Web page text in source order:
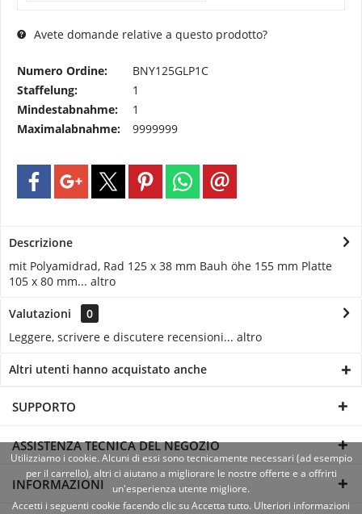
Avete domande relative a questo prodotto?
Numero Ordine:
BNY125GLP1C
Staffelung:
1
Mindestabnahme:
1
Maximalabnahme:
9999999
Descrizione
mit Polyamidrad, Rad 125 x 38 mm Bauh öhe 155 mm Platte
105 x 80 mm... altro
Valutazioni
0
Leggere, scrivere e discutere recensioni... altro
Altri utenti hanno acquistato anche
SUPPORTO
ASSISTENZA TECNICA DEL NEGOZIO
INFORMAZIONI
Utilizziamo i cookie. Alcuni di essi sono tecnicamente necessari (ad esempio
per il carrello), altri ci aiutano a migliorare le nostre offerte e a offrirti
un'esperienza utente migliore.
Accetti i seguenti cookie facendo clic su Accetta tutto. Ulteriori informazioni